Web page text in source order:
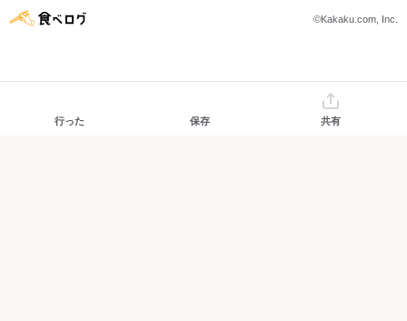
©Kakaku.com, Inc.
行った 保存 共有